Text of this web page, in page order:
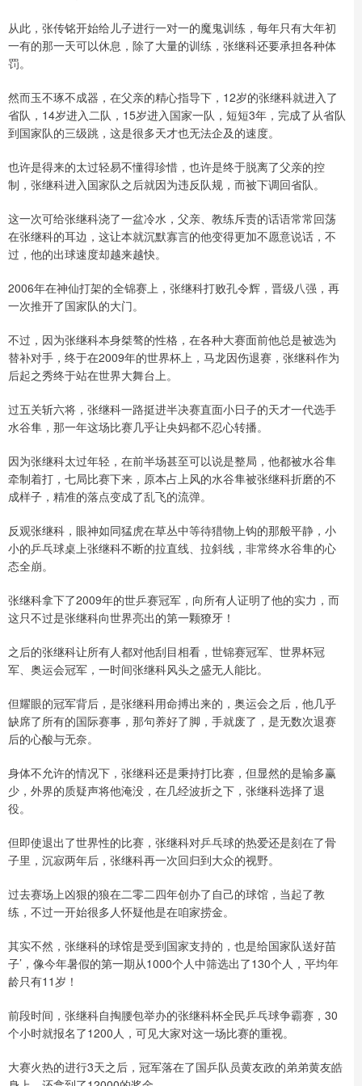
从此，张传铭开始给儿子进行一对一的魔鬼训练，每年只有大年初
一有的那一天可以休息，除了大量的训练，张继科还要承担各种体
罚。
然而玉不琢不成器，在父亲的精心指导下，12岁的张继科就进入了
省队，14岁进入二队，15岁进入国家一队，短短3年，完成了从省队
到国家队的三级跳，这是很多天才也无法企及的速度。
也许是得来的太过轻易不懂得珍惜，也许是终于脱离了父亲的控
制，张继科进入国家队之后就因为违反队规，而被下调回省队。
这一次可给张继科浇了一盆冷水，父亲、教练斥责的话语常常回荡
在张继科的耳边，这让本就沉默寡言的他变得更加不愿意说话，不
过，他的出球速度却越来越快。
2006年在神仙打架的全锦赛上，张继科打败孔令辉，晋级八强，再
一次推开了国家队的大门。
不过，因为张继科本身桀骜的性格，在各种大赛面前他总是被选为
替补对手，终于在2009年的世界杯上，马龙因伤退赛，张继科作为
后起之秀终于站在世界大舞台上。
过五关斩六将，张继科一路挺进半决赛直面小日子的天才一代选手
水谷隼，那一年这场比赛几乎让央妈都不忍心转播。
因为张继科太过年轻，在前半场甚至可以说是整局，他都被水谷隼
牵制着打，七局比赛下来，原本占上风的水谷隼被张继科折磨的不
成样子，精准的落点变成了乱飞的流弹。
反观张继科，眼神如同猛虎在草丛中等待猎物上钩的那般平静，小
小的乒乓球桌上张继科不断的拉直线、拉斜线，非常终水谷隼的心
态全崩。
张继科拿下了2009年的世乒赛冠军，向所有人证明了他的实力，而
这只不过是张继科向世界亮出的第一颗獠牙！
之后的张继科让所有人都对他刮目相看，世锦赛冠军、世界杯冠
军、奥运会冠军，一时间张继科风头之盛无人能比。
但耀眼的冠军背后，是张继科用命搏出来的，奥运会之后，他几乎
缺席了所有的国际赛事，那句养好了脚，手就废了，是无数次退赛
后的心酸与无奈。
身体不允许的情况下，张继科还是秉持打比赛，但显然的是输多赢
少，外界的质疑声将他淹没，在几经波折之下，张继科选择了退
役。
但即使退出了世界性的比赛，张继科对乒乓球的热爱还是刻在了骨
子里，沉寂两年后，张继科再一次回归到大众的视野。
过去赛场上凶狠的狼在二零二四年创办了自己的球馆，当起了教
练，不过一开始很多人怀疑他是在咱家捞金。
其实不然，张继科的球馆是受到国家支持的，也是给国家队送好苗
子’，像今年暑假的第一期从1000个人中筛选出了130个人，平均年
龄只有11岁！
前段时间，张继科自掏腰包举办的张继科杯全民乒乓球争霸赛，30
个小时就报名了1200人，可见大家对这一场比赛的重视。
大赛火热的进行3天之后，冠军落在了国乒队员黄友政的弟弟黄友皓